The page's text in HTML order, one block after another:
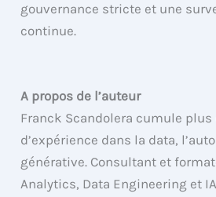
gouvernance stricte et une
continue.
A propos de l’auteur
Franck Scandolera cumule plus
d’expérience dans la data,
générative. Consultant et
Analytics, Data Engineering et